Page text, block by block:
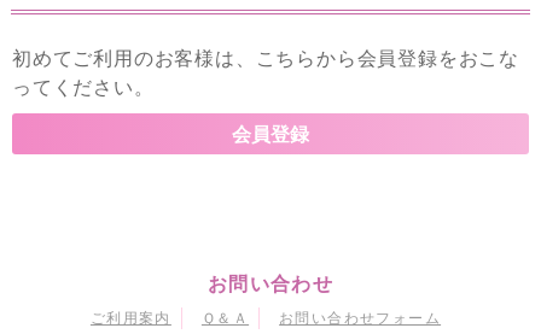
初めてご利用のお客様は、こちらから会員登録をおこな
ってください。
お問い合わせ
ご利用案内 Ｑ＆Ａ お問い合わせフォーム